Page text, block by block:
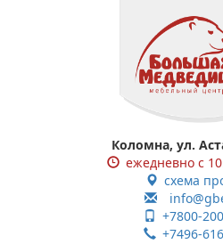
Коломна, ул.
ежедневно с
схема
+7800-
+7496-